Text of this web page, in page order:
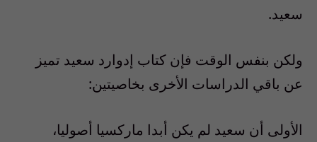
سعيد.
ولكن بنفس الوقت فإن كتاب إدوارد سعيد تميز
عن باقي الدراسات الأخرى بخاصيتين:
الأولى أن سعيد لم يكن أبدا ماركسيا أصوليا،